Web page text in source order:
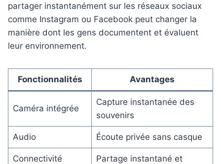
partager instantanément sur les réseaux sociaux
comme Instagram ou Facebook peut changer la
manière dont les gens documentent et évaluent
leur environnement.
Fonctionnalités Avantages
Caméra intégrée
Capture instantanée des
souvenirs
Audio Écoute privée sans casque
Connectivité
Partage instantané et